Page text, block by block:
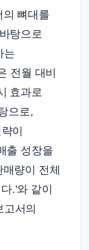
의 뼈대를
탕으로
는
전월 대비
효과로
으로,
이
출 성장을
량이 전체
.’와 같이
고서의